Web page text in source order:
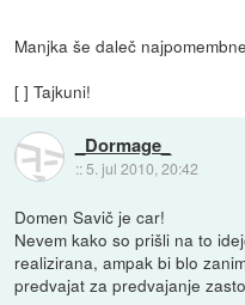
Manjka še daleč
[ ] Tajkuni!
_Dormage_
:: 5. jul 2010, 20:42
Domen Savič je car!
Nevem kako so prišli na to
realizirana, ampak bi blo
predvajat za predvajanje